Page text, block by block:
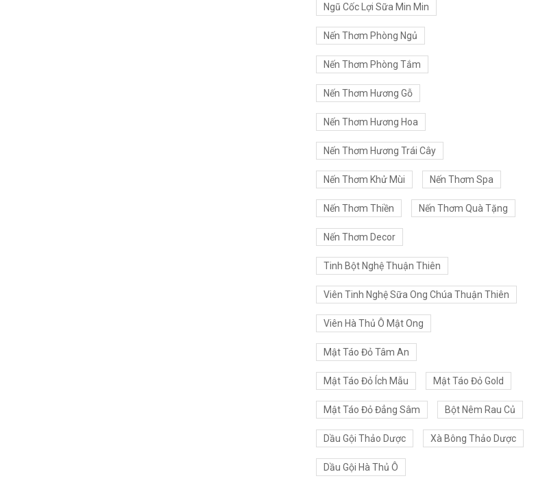
Ngũ Cốc Lợi Sữa Min Min
Nến Thơm Phòng Ngủ
Nến Thơm Phòng Tắm
Nến Thơm Hương Gỗ
Nến Thơm Hương Hoa
Nến Thơm Hương Trái Cây
Nến Thơm Khử Mùi Nến Thơm Spa
Nến Thơm Thiền Nến Thơm Quà Tặng
Nến Thơm Decor
Tinh Bột Nghệ Thuận Thiên
Viên Tinh Nghệ Sữa Ong Chúa Thuận Thiên
Viên Hà Thủ Ô Mật Ong
Mật Táo Đỏ Tâm An
Mật Táo Đỏ Ích Mẫu Mật Táo Đỏ Gold
Mật Táo Đỏ Đẳng Sâm Bột Nêm Rau Củ
Dầu Gội Thảo Dược Xà Bông Thảo Dược
Dầu Gội Hà Thủ Ô